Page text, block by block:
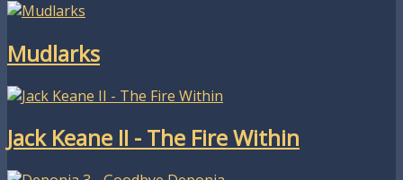
Mudlarks
Jack Keane II - The Fire Within